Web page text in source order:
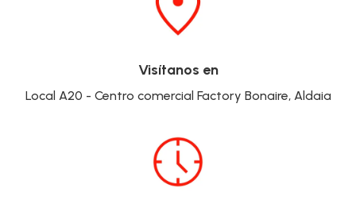
Visítanos en
Local A20 - Centro comercial Factory Bonaire, Aldaia